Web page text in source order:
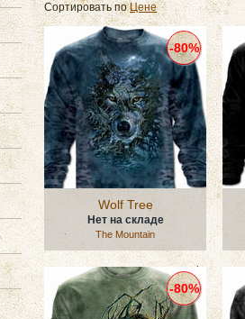
Сортировать поЦене
Wolf Tree
Нет на складе
The Mountain
-80%
-80%